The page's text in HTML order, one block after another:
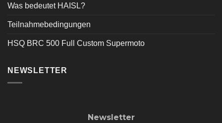
Was bedeutet HAISL?
Teilnahmebedingungen
HSQ BRC 500 Full Custom Supermoto
NEWSLETTER
Newsletter